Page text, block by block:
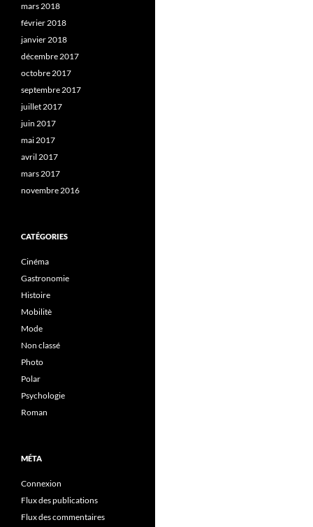
mars 2018
février 2018
janvier 2018
décembre 2017
octobre 2017
septembre 2017
juillet 2017
juin 2017
mai 2017
avril 2017
mars 2017
novembre 2016
CATÉGORIES
Cinéma
Gastronomie
Histoire
Mobilitè
Mode
Non classé
Photo
Polar
Psychologie
Roman
MÉTA
Connexion
Flux des publications
Flux des commentaires